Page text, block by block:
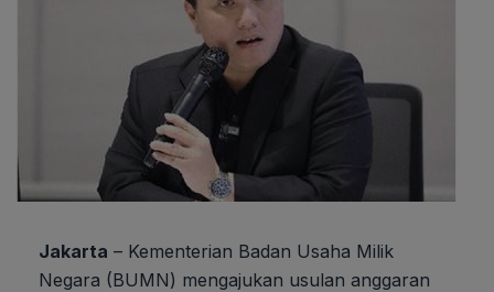
Jakarta – Kementerian Badan Usaha Milik
Negara (BUMN) mengajukan usulan anggaran